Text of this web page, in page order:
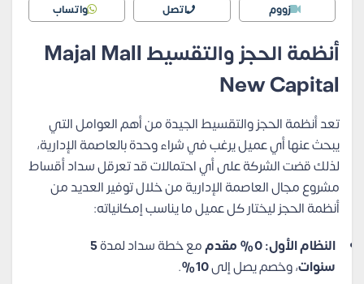
زووم اتصل واتساب
أنظمة الحجز والتقسيط Majal Mall
New Capital
تعد أنظمة الحجز والتقسيط الجيدة من أهم العوامل التي
يبحث عنها أي عميل يرغب في شراء وحدة بالعاصمة الإدارية،
لذلك قضت الشركة على أي احتمالات قد تعرقل سداد أقساط
مشروع مجال العاصمة الإدارية من خلال توفير العديد من
أنظمة الحجز ليختار كل عميل ما يناسب إمكانياته:
النظام الأول: 0% مقدم
مع خطة سداد لمدة5
سنوات، وخصم يصل إلى10%
.